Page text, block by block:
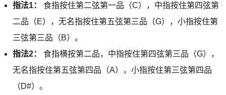
指法1：
食指按住第二弦第一品（C），中指按住第四弦第
二品（E），无名指按住第五弦第三品（G），小指按住第
三弦第三品（B）。
指法2：
食指横按第二品，中指按住第四弦第三品（G），
无名指按住第五弦第四品（A），小指按住第三弦第四品
（D#）。